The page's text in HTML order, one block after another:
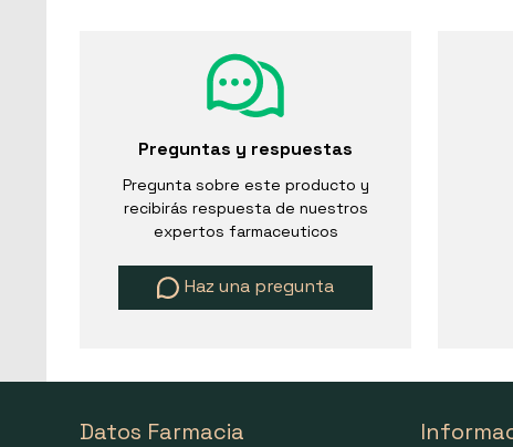
Preguntas y respuestas
Pregunta sobre este producto y
recibirás respuesta de nuestros
expertos farmaceuticos
Haz una pregunta
Datos Farmacia